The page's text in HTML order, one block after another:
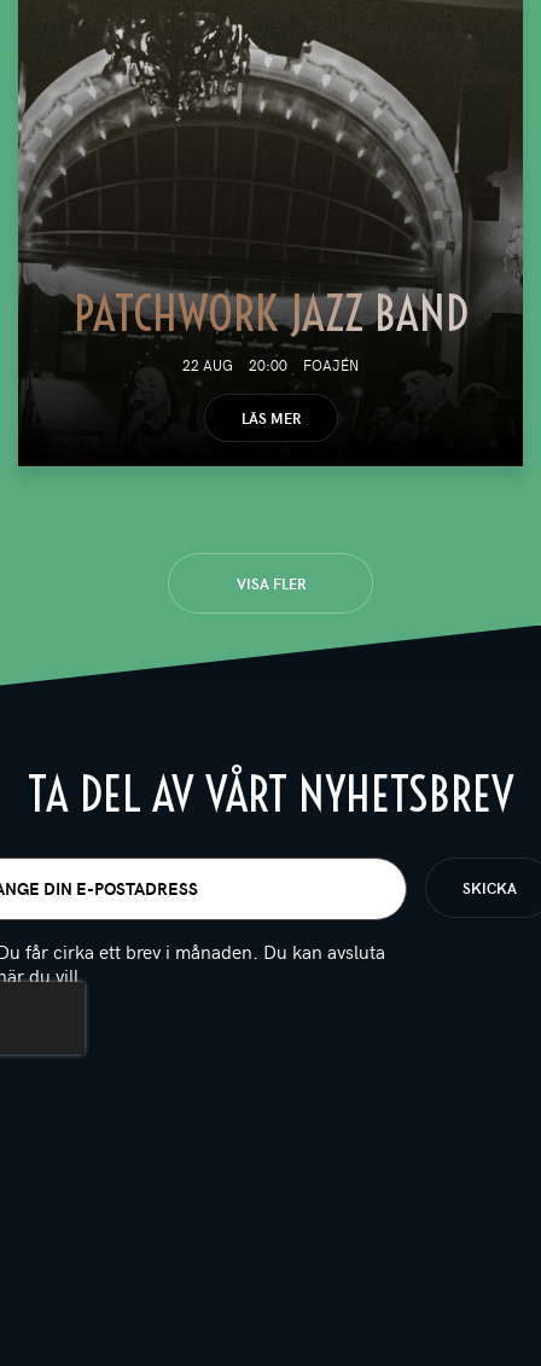
PATCHWORK JAZZ BAND
22 AUG 20:00 FOAJÉN
LÄS MER
VISA FLER
TA DEL AV VÅRT NYHETSBREV
får cirka ett brev i månaden. Du kan avsluta
du vill.